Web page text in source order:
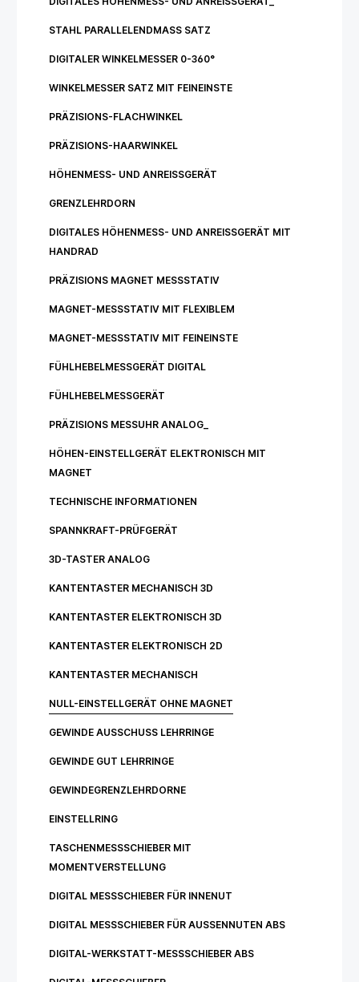
STAHL PARALLELENDMASS SATZ
DIGITALER WINKELMESSER 0-360°
WINKELMESSER SATZ MIT FEINEINSTE
PRÄZISIONS-FLACHWINKEL
PRÄZISIONS-HAARWINKEL
HÖHENMESS- UND ANREISSGERÄT
GRENZLEHRDORN
DIGITALES HÖHENMESS- UND ANREISSGERÄT MIT H
ANDRAD
PRÄZISIONS MAGNET MESSSTATIV
MAGNET-MESSSTATIV MIT FLEXIBLEM
MAGNET-MESSSTATIV MIT FEINEINSTE
FÜHLHEBELMESSGERÄT DIGITAL
FÜHLHEBELMESSGERÄT
PRÄZISIONS MESSUHR ANALOG_
HÖHEN-EINSTELLGERÄT ELEKTRONISCH MIT
MAGNET
TECHNISCHE INFORMATIONEN
SPANNKRAFT-PRÜFGERÄT
3D-TASTER ANALOG
KANTENTASTER MECHANISCH 3D
KANTENTASTER ELEKTRONISCH 3D
KANTENTASTER ELEKTRONISCH 2D
KANTENTASTER MECHANISCH
NULL-EINSTELLGERÄT OHNE MAGNET
GEWINDE AUSSCHUSS LEHRRINGE
GEWINDE GUT LEHRRINGE
GEWINDEGRENZLEHRDORNE
EINSTELLRING
TASCHENMESSSCHIEBER MIT
MOMENTVERSTELLUNG
DIGITAL MESSSCHIEBER FÜR INNENUT
DIGITAL MESSSCHIEBER FÜR AUSSENNUTEN ABS
DIGITAL-WERKSTATT-MESSSCHIEBER ABS